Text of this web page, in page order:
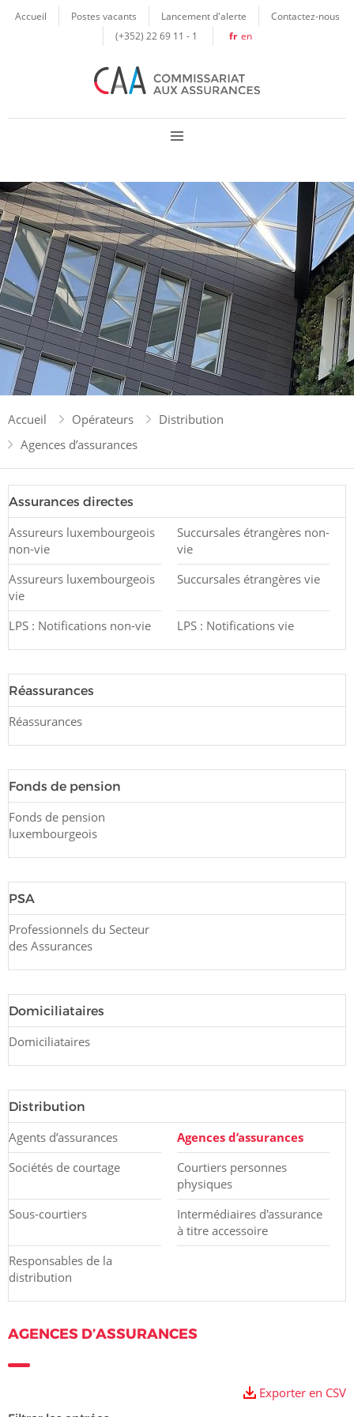
Accueil Postes vacants Lancement d'alerte
Contactez-nous
(+352) 22 69 11 - 1
fr en
Accueil Opérateurs
Distribution
Agences d’assurances
Assurances directes
Assureurs luxembourgeois
non-vie
Succursales étrangères non-
vie
Assureurs luxembourgeois
vie
Succursales étrangères vie
LPS : Notifications non-vie LPS : Notifications vie
Réassurances
Réassurances
Fonds de pension
Fonds de pension
luxembourgeois
PSA
Professionnels du Secteur
des Assurances
Domiciliataires
Domiciliataires
Distribution
Agents d’assurances
Agences d’assurances
Sociétés de courtage
Courtiers personnes
physiques
Sous-courtiers
Intermédiaires d'assurance
à titre accessoire
Responsables de la
distribution
AGENCES D’ASSURANCES
Exporter en CSV
Panneau de gestion des cookies